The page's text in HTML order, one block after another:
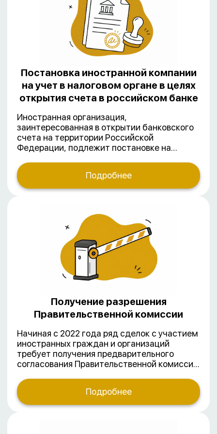
Постановка иностранной компании
на учет в налоговом органе в целях
открытия счета в российском банке
Иностранная организация,
заинтересованная в открытии банковского
счета на территории Российской
Федерации, подлежит постановке на
месту учета банка, в котором планируется
открыть счет. По результатам такой
постановки на учет иностранной
Подробнее
Получение разрешения
Правительственной комиссии
Начиная с 2022 года ряд сделок с участием
иностранных граждан и организаций
требует получения предварительного
согласования Правительственной комиссии
иностранных инвестиций в РФ. В условиях
частых изменений правил выдачи
разрешений, противоречивой практики и
Подробнее